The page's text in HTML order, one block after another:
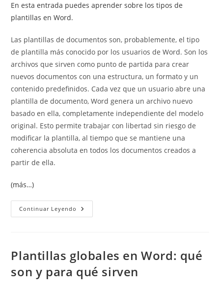
En esta entrada puedes aprender sobre los tipos de
plantillas en Word.
Las plantillas de documentos son, probablemente, el tipo
de plantilla más conocido por los usuarios de Word. Son los
archivos que sirven como punto de partida para crear
nuevos documentos con una estructura, un formato y un
contenido predefinidos. Cada vez que un usuario abre una
plantilla de documento, Word genera un archivo nuevo
basado en ella, completamente independiente del modelo
original. Esto permite trabajar con libertad sin riesgo de
modificar la plantilla, al tiempo que se mantiene una
coherencia absoluta en todos los documentos creados a
partir de ella.
(más…)
Continuar Leyendo Plantillas
De
Base
De
Modelos
Profesionales
Plantillas globales en Word: qué
son y para qué sirven